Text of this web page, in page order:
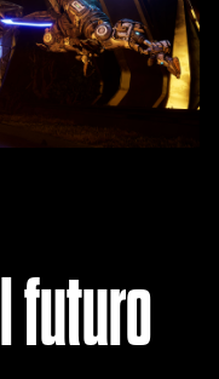
futuro